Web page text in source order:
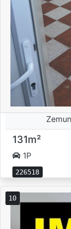
131m²
1P
226518
10